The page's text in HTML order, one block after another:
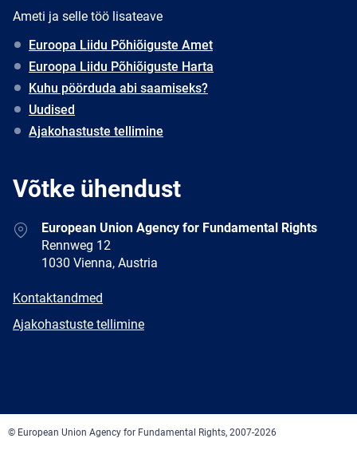
Ameti ja selle töö lisateave
Euroopa Liidu Põhiõiguste Amet
Euroopa Liidu Põhiõiguste Harta
Kuhu pöörduda abi saamiseks?
Uudised
Ajakohastuste tellimine
Võtke ühendust
AddressEuropean Union Agency for Fundamental Rights
Rennweg 12
1030 Vienna, Austria
E-
Kontaktandmed
Newsletter
Ajakohastuste tellimine
© European Union Agency for Fundamental Rights, 2007-2026